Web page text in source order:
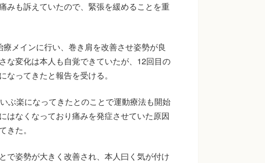
みも訴えていたので、緊張を緩めることを重
メインに行い、巻き肩を改善させ姿勢が良
な変化は本人も自覚できていたが、12回目の
ってきたと報告を受ける。
ぶ楽になってきたとのことで運動療法も開始
はなくなっており痛みを発症させていた原因
きた。
で姿勢が大きく改善され、本人曰く気が付け